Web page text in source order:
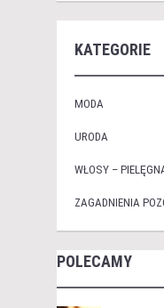
KATEGORIE
MODA
URODA
WŁOSY –
ZAGADNIENIA
POLECAMY